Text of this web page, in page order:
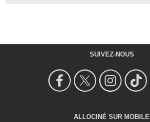
SUIVEZ-NOUS
ALLOCINÉ SUR MOBILE